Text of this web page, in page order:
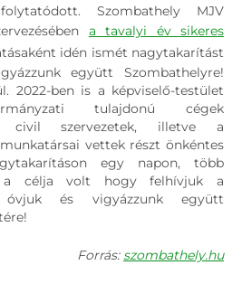
Szombathely MJV
a tavalyi év sikeres
idén ismét nagytakarítást
együtt Szombathelyre!
2022-ben is a képviselő-testület
tulajdonú cégek
civil szervezetek, illetve a
vettek részt önkéntes
egy napon, több
a célja volt hogy felhívjuk a
óvjuk és vigyázzunk együtt
Forrás:szombathely.hu